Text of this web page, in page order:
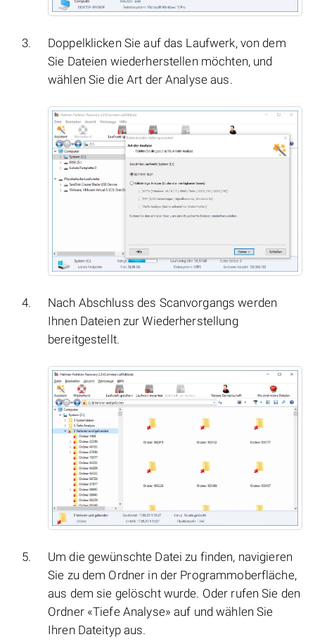
Doppelklicken Sie auf das Laufwerk, von dem
Sie Dateien wiederherstellen möchten, und
wählen Sie die Art der Analyse aus.
Nach Abschluss des Scanvorgangs werden
Ihnen Dateien zur Wiederherstellung
bereitgestellt.
Um die gewünschte Datei zu finden, navigieren
Sie zu dem Ordner in der Programmoberfläche,
aus dem sie gelöscht wurde. Oder rufen Sie den
Ordner «Tiefe Analyse» auf und wählen Sie
Ihren Dateityp aus.